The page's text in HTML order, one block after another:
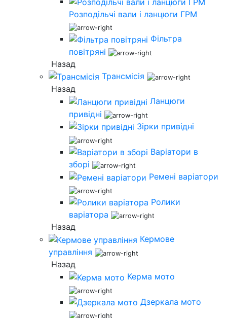
Розподільчі вали і ланцюги ГРМ
Фільтра
повітряні
Назад
Трансмісія
Назад
Ланцюги
привідні
Зірки привідні
Варіатори в
зборі
Ремені варіатори
Ролики
варіатора
Назад
Кермове
управління
Назад
Керма мото
Дзеркала мото